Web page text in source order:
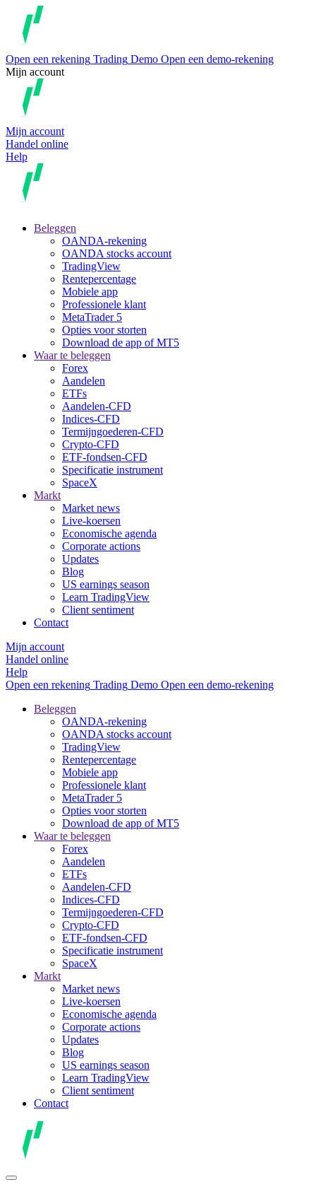
Open een rekening Trading Demo Open een demo-rekening
Mijn account
Mijn account
Handel online
Help
Beleggen
OANDA-rekening
OANDA stocks account
TradingView
Rentepercentage
Mobiele app
Professionele klant
MetaTrader 5
Opties voor storten
Download de app of MT5
Waar te beleggen
Forex
Aandelen
ETFs
Aandelen-CFD
Indices-CFD
Termijngoederen-CFD
Crypto-CFD
ETF-fondsen-CFD
Specificatie instrument
SpaceX
Markt
Market news
Live-koersen
Economische agenda
Corporate actions
Updates
Blog
US earnings season
Learn TradingView
Client sentiment
Contact
Mijn account
Handel online
Help
Open een rekening Trading Demo Open een demo-rekening
Beleggen
OANDA-rekening
OANDA stocks account
TradingView
Rentepercentage
Mobiele app
Professionele klant
MetaTrader 5
Opties voor storten
Download de app of MT5
Waar te beleggen
Forex
Aandelen
ETFs
Aandelen-CFD
Indices-CFD
Termijngoederen-CFD
Crypto-CFD
ETF-fondsen-CFD
Specificatie instrument
SpaceX
Markt
Market news
Live-koersen
Economische agenda
Corporate actions
Updates
Blog
US earnings season
Learn TradingView
Client sentiment
Contact